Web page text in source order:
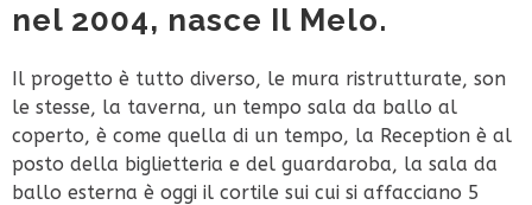
nel 2004, nasce Il Melo.
Il progetto è tutto diverso, le mura ristrutturate, son
le stesse, la taverna, un tempo sala da ballo al
coperto, è come quella di un tempo, la Reception è al
posto della biglietteria e del guardaroba, la sala da
ballo esterna è oggi il cortile sui cui si affacciano 5